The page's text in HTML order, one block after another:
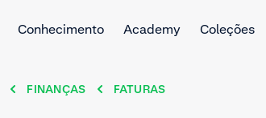
Conhecimento Academy Coleções
FINANÇAS FATURAS